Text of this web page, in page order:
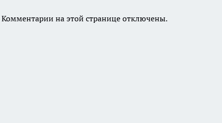
Комментарии на этой странице отключены.